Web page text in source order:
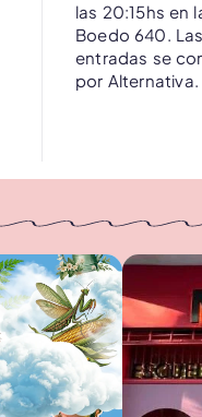
las 20:15hs en
Boedo 640. Las
entradas se
por Alternativa.